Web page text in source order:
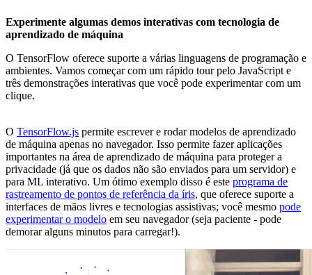
Experimente algumas demos interativas com tecnologia de
aprendizado de máquina
O TensorFlow oferece suporte a várias linguagens de programação e
ambientes. Vamos começar com um rápido tour pelo JavaScript e
três demonstrações interativas que você pode experimentar com um
clique.
O TensorFlow.js permite escrever e rodar modelos de aprendizado
de máquina apenas no navegador. Isso permite fazer aplicações
importantes na área de aprendizado de máquina para proteger a
privacidade (já que os dados não são enviados para um servidor) e
para ML interativo. Um ótimo exemplo disso é este programa de
rastreamento de pontos de referência da íris, que oferece suporte a
interfaces de mãos livres e tecnologias assistivas; você mesmo pode
experimentar o modelo em seu navegador (seja paciente - pode
demorar alguns minutos para carregar!).